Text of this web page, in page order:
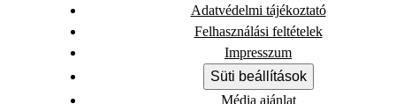
Adatvédelmi tájékoztató
Felhasználási feltételek
Impresszum
Süti beállítások
Média ajánlat